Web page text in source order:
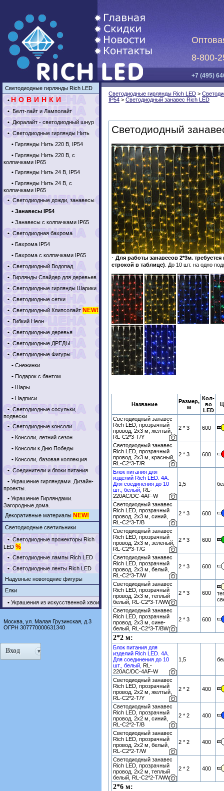
8-800-
+7 (495)
Светодиодные гирлянды Rich LED
•НОВИНКИ
•Белт-лайт и Ламполайт
•Дюралайт - светодиодный шнур
•Светодиодные гирлянды Нить
• Гирлянды Нить 220 В, IP54
• Гирлянды Нить 220 В, с
колпачками IP65
• Гирлянды Нить 24 В, IP54
• Гирлянды Нить 24 В, с
колпачками IP65
•Светодиодные дожди, занавесы
• Занавесы IP54
• Занавесы с колпачками IP65
•Светодиодная бахрома
• Бахрома IP54
• Бахрома с колпачками IP65
•Светодиодный Водопад
•Гирлянды Спайдер для деревьев
•Светодиодные гирлянды Шарики
•Светодиодные сетки
•Светодиодный Клипсолайт NEW!
•Гибкий Неон
•Светодиодные деревья
•Светодиодные ДРЕДЫ
•Светодиодные Фигуры
• Снежинки
• Подарок с бантом
• Шары
• Надписи
•Светодиодные сосульки,
подвески
•Светодиодные консоли
• Консоли, летний сезон
• Консоли к Дню Победы
• Консоли, базовая коллекция
•Соединители и блоки питания
• Украшение гирляндами. Дизайн-
проекты.
• Украшение Гирляндами.
Загородные дома.
Декоративные материалы NEW!
Светодиодные светильники
•Светодиодные прожекторы Rich
LED %
•Светодиодные лампы Rich LED
•Светодиодные ленты Rich LED
Надувные новогодние фигуры
Елки
• Украшения из искусственной хвои
Москва, ул. Малая Грузинская, д.3
ОГРН 307770000631340
Вход
Светодиодные гирлянды Rich LED >
IP54 > Светодиодный занавес Rich LED
Светодиодный
· Для работы занавесов 2*3м.
строкой в таблице) . До 10 шт. на одно
Название
Размер,
м
Кол-
во
LED
Светодиодный занавес
Rich LED, прозрачный
провод, 2х3 м, желтый,
RL-C2*3-T/Y
2 * 3 600
Светодиодный занавес
Rich LED, прозрачный
провод, 2х3 м, красный,
RL-C2*3-T/R
2 * 3 600
Блок питания для
изделий Rich LED. 4А.
Для соединения до 10
шт., белый, RL-
220AC/DC-4AF-W
1,5
Светодиодный занавес
Rich LED, прозрачный
провод, 2х3 м, синий,
RL-C2*3-T/B
2 * 3 600
Светодиодный занавес
Rich LED, прозрачный
провод, 2х3 м, зеленый,
RL-C2*3-T/G
2 * 3 600
Светодиодный занавес
Rich LED, прозрачный
провод, 2х3 м, белый,
RL-C2*3-T/W
2 * 3 600
Светодиодный занавес
Rich LED, прозрачный
провод, 2х3 м, теплый
белый, RL-C2*3-T/WW
2 * 3 600
Светодиодный занавес
Rich LED, прозрачный
провод, 2х3 м, сине-
белый, RL-C2*3-T/BW
2 * 3 600
2*2 м:
Блок питания для
изделий Rich LED. 4А.
Для соединения до 10
шт., белый, RL-
220AC/DC-4AF-W
1,5
Светодиодный занавес
Rich LED, прозрачный
провод, 2х2 м, желтый,
RL-C2*2-T/Y
2 * 2 400
Светодиодный занавес
Rich LED, прозрачный
провод, 2х2 м, синий,
RL-C2*2-T/B
2 * 2 400
Светодиодный занавес
Rich LED, прозрачный
провод, 2х2 м, белый,
RL-C2*2-T/W
2 * 2 400
Светодиодный занавес
Rich LED, прозрачный
провод, 2х2 м, теплый
белый, RL-C2*2-T/WW
2 * 2 400
2*6 м: